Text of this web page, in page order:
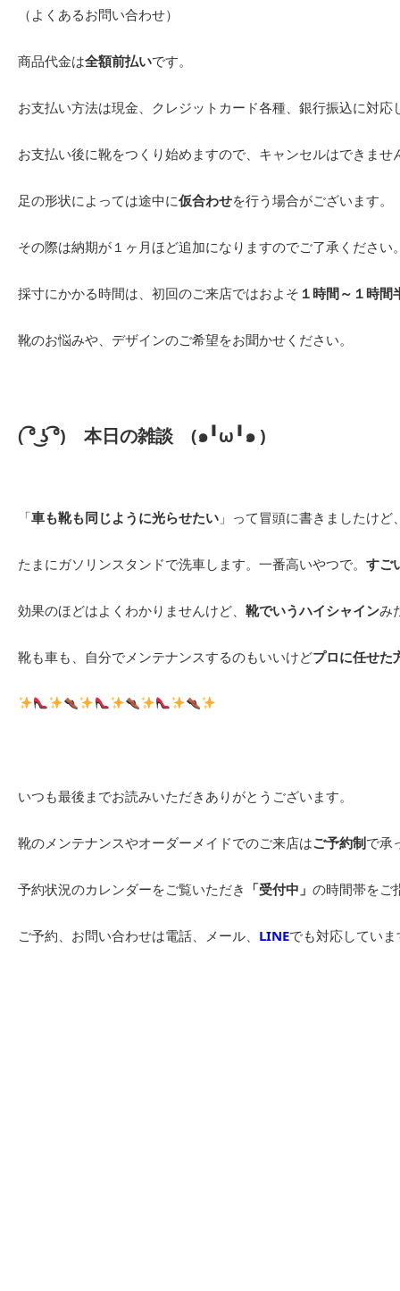
（よくあるお問い合わせ）
商品代金は全額前払いです。
お支払い方法は現金、クレジットカード各種、銀行振込に対応
お支払い後に靴をつくり始めますので、キャンセルはできませ
足の形状によっては途中に仮合わせを行う場合がございます。
その際は納期が１ヶ月ほど追加になりますのでご了承ください
採寸にかかる時間は、初回のご来店ではおよそ １時間～１時間
靴のお悩みや、デザインのご希望をお聞かせください。
( ͡° ͜ʖ ͡°) 本日の雑談 (๑╹ω╹๑ )
「車も靴も同じように光らせたい 」って冒頭に書きましたけ
たまにガソリンスタンドで洗車します。一番高いやつで。 すご
効果のほどはよくわかりませんけど、 靴でいうハイシャインみ
靴も車も、自分でメンテナンスするのもいいけどプロに任せた
いつも最後までお読みいただきありがとうございます。
靴のメンテナンスやオーダーメイドでのご来店はご予約制で承
予約状況のカレンダーをご覧いただき 「受付中」 の時間帯をご
ご予約、お問い合わせは電話、メール、 LINEでも対応していま